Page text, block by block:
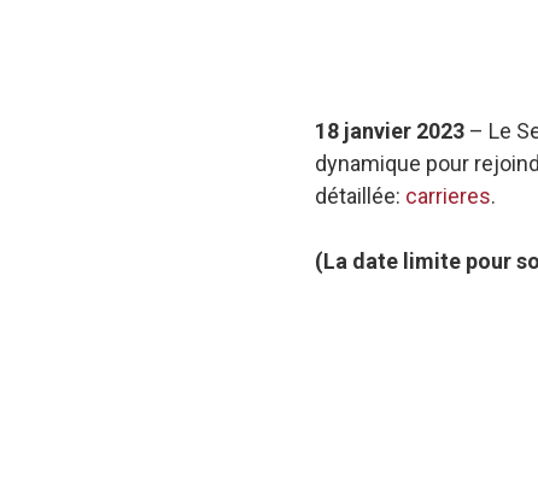
18 janvier 2023 – Le
dynamique pour
détaillée: carrieres.
(La date limite pour